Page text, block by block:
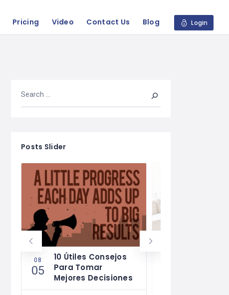
Pricing Video Contact Us Blog Login
Posts Slider
08
05
10 Útiles Consejos
Para Tomar
Mejores Decisiones